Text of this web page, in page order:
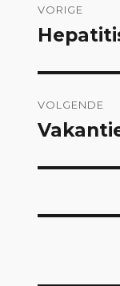
VORIGE
Vorig
VOLGENDE
Volgend